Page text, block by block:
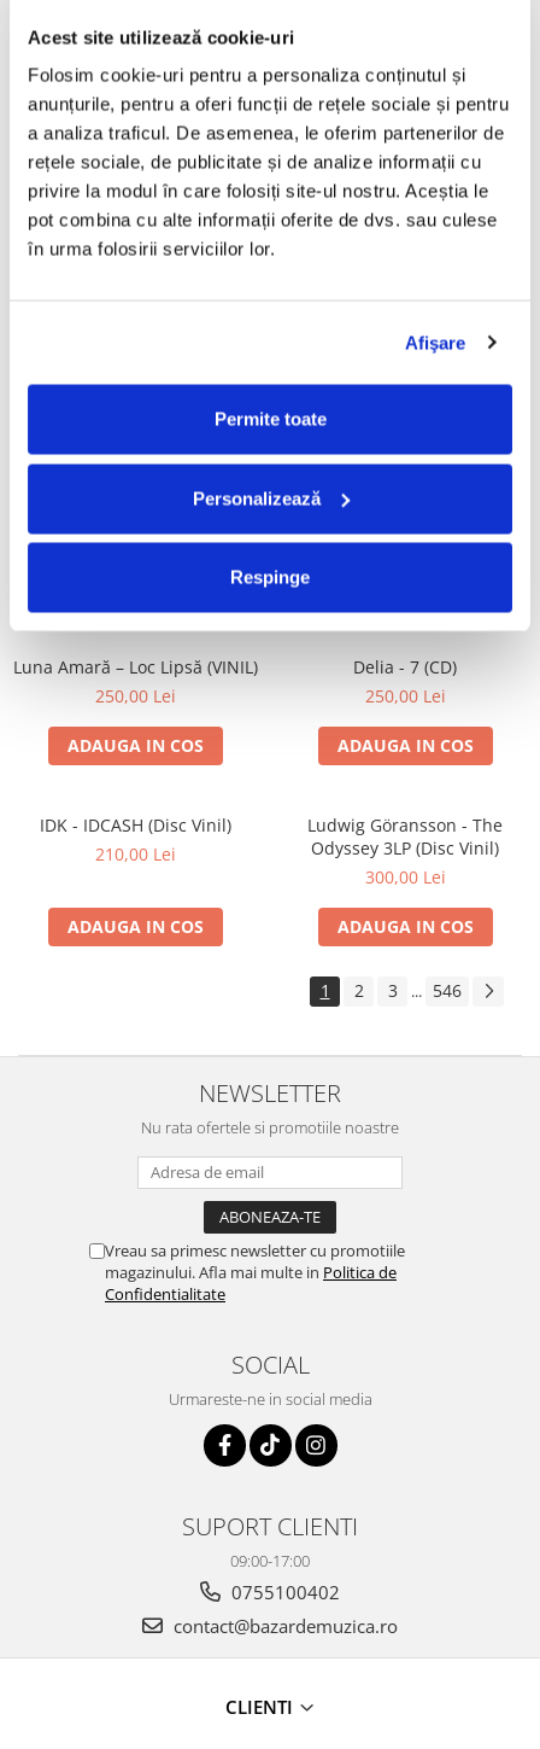
Acest site utilizează cookie-uri
Folosim cookie-uri pentru a personaliza conținutul și
anunțurile, pentru a oferi funcții de rețele sociale și pentru
a analiza traficul. De asemenea, le oferim partenerilor de
rețele sociale, de publicitate și de analize informații cu
privire la modul în care folosiți site-ul nostru. Aceștia le
pot combina cu alte informații oferite de dvs. sau culese
în urma folosirii serviciilor lor.
Afişare
Permite toate
Personalizează
Respinge
ADAUGA IN COS
R.E.M. - Monster , (CD)
29,99 Lei
ADAUGA IN COS
Irina Rimes – Origini , (Disc
Vinil)
250,00 Lei
ADAUGA IN COS
Electrecord, (Disc Vinil)
189,00 Lei
Fugees - The Score (CD)
Cargo- Spiritus Sanctus (Editie
Aniversara) (Disc Vinil)
150,00 Lei
Luna Amară – Loc Lipsă (VINIL)
250,00 Lei
ADAUGA IN COS
Delia - 7 (CD)
250,00 Lei
ADAUGA IN COS
IDK - IDCASH (Disc Vinil)
210,00 Lei
ADAUGA IN COS
Ludwig Göransson - The
Odyssey 3LP (Disc Vinil)
300,00 Lei
ADAUGA IN COS
1 2 3 ... 546
NEWSLETTER
Nu rata ofertele si promotiile noastre
Vreau sa primesc newsletter cu promotiile
magazinului. Afla mai multe in Politica de
Confidentialitate
SOCIAL
Urmareste-ne in social media
SUPORT CLIENTI
09:00-17:00
0755100402
contact@bazardemuzica.ro
CLIENTI